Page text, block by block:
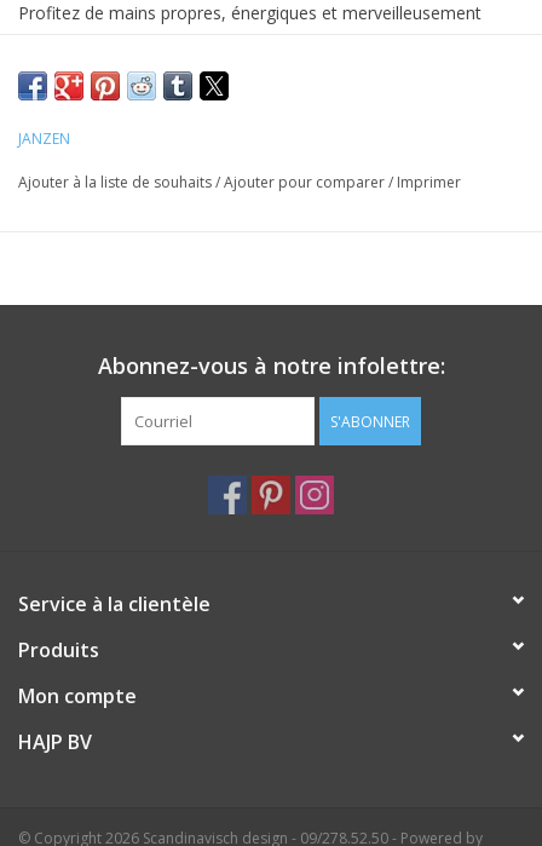
Profitez de mains propres, énergiques et merveilleusement
Emballé avec des ingrédients qui rendent vos mains belles et
douces comme du satin. Cette bouteille élégante est un joyau
dans n'importe quel intérieur.
Un bouquet de violettes délicates, enveloppé d'une touche de
ni huiles minérales et non testés sur les animaux.
JANZEN
Ajouter à la liste de souhaits/Ajouter pour comparer/ Imprimer
Abonnez-vous à notre infolettre:
S'ABONNER
Service à la clientèle
Produits
Mon compte
HAJP BV
© Copyright 2026 Scandinavisch design - 09/278.52.50 - Powered by